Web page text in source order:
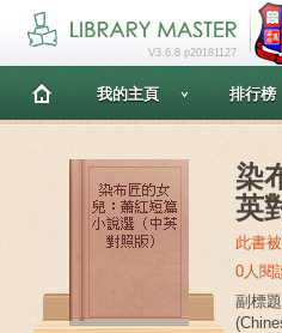
V3.6.8 p20181127
我的主頁 排行榜
染
英
此書
0人閱
副標